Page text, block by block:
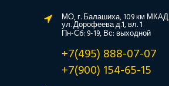
МО, г. Балашиха, 109 км МКАД
ул. Дорофеева д.1, вл. 1
Пн-Сб: 9-19, Вс: выходной
+7(495) 888-07-07
+7(900) 154-65-15